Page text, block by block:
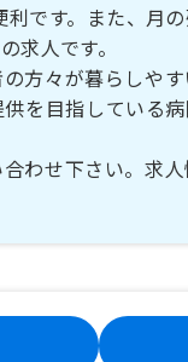
です。また、月
求人です。
方々が暮らしや
を目指している
わせ下さい。求